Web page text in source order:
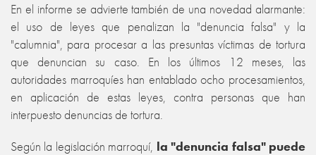
En el informe se advierte también de una novedad alarmante:
el uso de leyes que penalizan la "denuncia falsa" y la
"calumnia", para procesar a las presuntas víctimas de tortura
que denuncian su caso. En los últimos 12 meses, las
autoridades marroquíes han entablado ocho procesamientos,
en aplicación de estas leyes, contra personas que han
interpuesto denuncias de tortura.
Según la legislación marroquí, la "denuncia falsa" puede